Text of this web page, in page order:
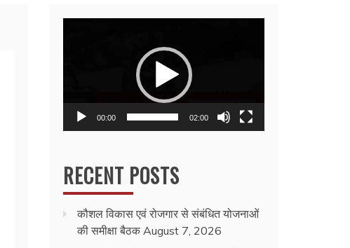
00:00 02:00
RECENT POSTS
कौशल विकास एवं रोजगार से संबंधित योजनाओं
की समीक्षा बैठक August 7, 2026